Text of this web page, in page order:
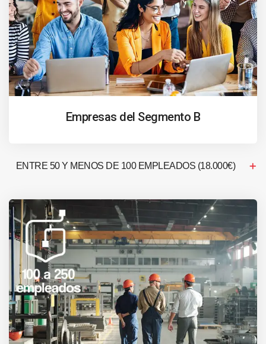
Empresas del Segmento B
ENTRE 50 Y MENOS DE 100 EMPLEADOS (18.000€)